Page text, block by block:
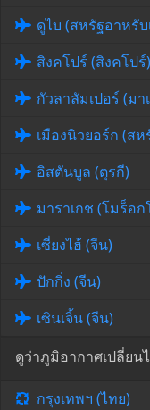
ดูไบ (สหรัฐอาหรับ
สิงคโปร์ (สิงคโปร์)
กัวลาลัมเปอร์ (มา
เมืองนิวยอร์ก (สห
อิสตันบูล (ตุรกี)
มาราเกช (โมร็อก
เซี่ยงไฮ้ (จีน)
ปักกิ่ง (จีน)
เซินเจิ้น (จีน)
ดูว่าภูมิอากาศเปลี่ยน
กรุงเทพฯ (ไทย)